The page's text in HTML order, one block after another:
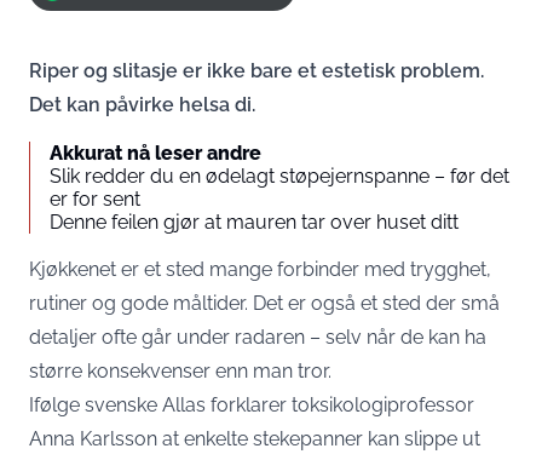
Riper og slitasje er ikke bare et estetisk problem.
Det kan påvirke helsa di.
Akkurat nå leser andre
Slik redder du en ødelagt støpejernspanne – før det
er for sent
Denne feilen gjør at mauren tar over huset ditt
Kjøkkenet er et sted mange forbinder med trygghet,
rutiner og gode måltider. Det er også et sted der små
detaljer ofte går under radaren – selv når de kan ha
større konsekvenser enn man tror.
Ifølge svenske Allas forklarer toksikologiprofessor
Anna Karlsson at enkelte stekepanner kan slippe ut